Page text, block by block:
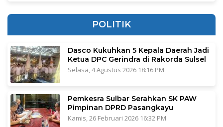
POLITIK
Dasco Kukuhkan 5 Kepala Daerah Jadi
Ketua DPC Gerindra di Rakorda Sulsel
Selasa, 4 Agustus 2026 18:16 PM
Pemkesra Sulbar Serahkan SK PAW
Pimpinan DPRD Pasangkayu
Kamis, 26 Februari 2026 16:32 PM